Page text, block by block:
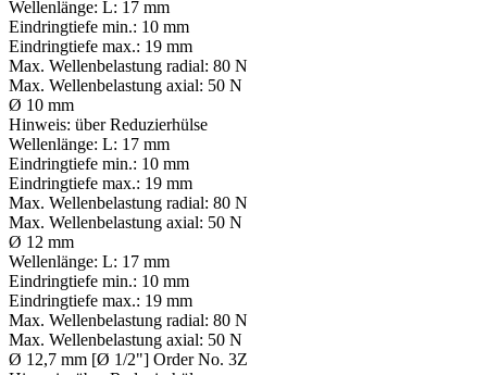
Wellenlänge: L: 17 mm
Eindringtiefe min.: 10 mm
Eindringtiefe max.: 19 mm
Max. Wellenbelastung radial: 80 N
Max. Wellenbelastung axial: 50 N
Ø 10 mm
Hinweis: über Reduzierhülse
Wellenlänge: L: 17 mm
Eindringtiefe min.: 10 mm
Eindringtiefe max.: 19 mm
Max. Wellenbelastung radial: 80 N
Max. Wellenbelastung axial: 50 N
Ø 12 mm
Wellenlänge: L: 17 mm
Eindringtiefe min.: 10 mm
Eindringtiefe max.: 19 mm
Max. Wellenbelastung radial: 80 N
Max. Wellenbelastung axial: 50 N
Ø 12,7 mm [Ø 1/2"] Order No. 3Z